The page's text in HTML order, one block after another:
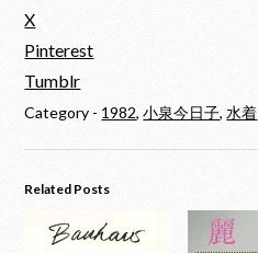
X
Pinterest
Tumblr
Category - 1982,小泉今日子,水着
Related Posts